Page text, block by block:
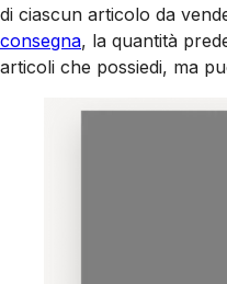
di ciascun articolo da
consegna, la quantità
articoli che possiedi, ma